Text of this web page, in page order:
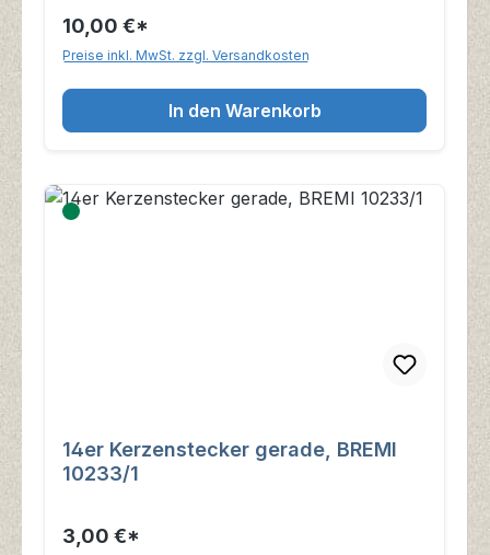
10,00 €*
Preise inkl. MwSt. zzgl. Versandkosten
In den Warenkorb
14er Kerzenstecker gerade, BREMI
10233/1
3,00 €*